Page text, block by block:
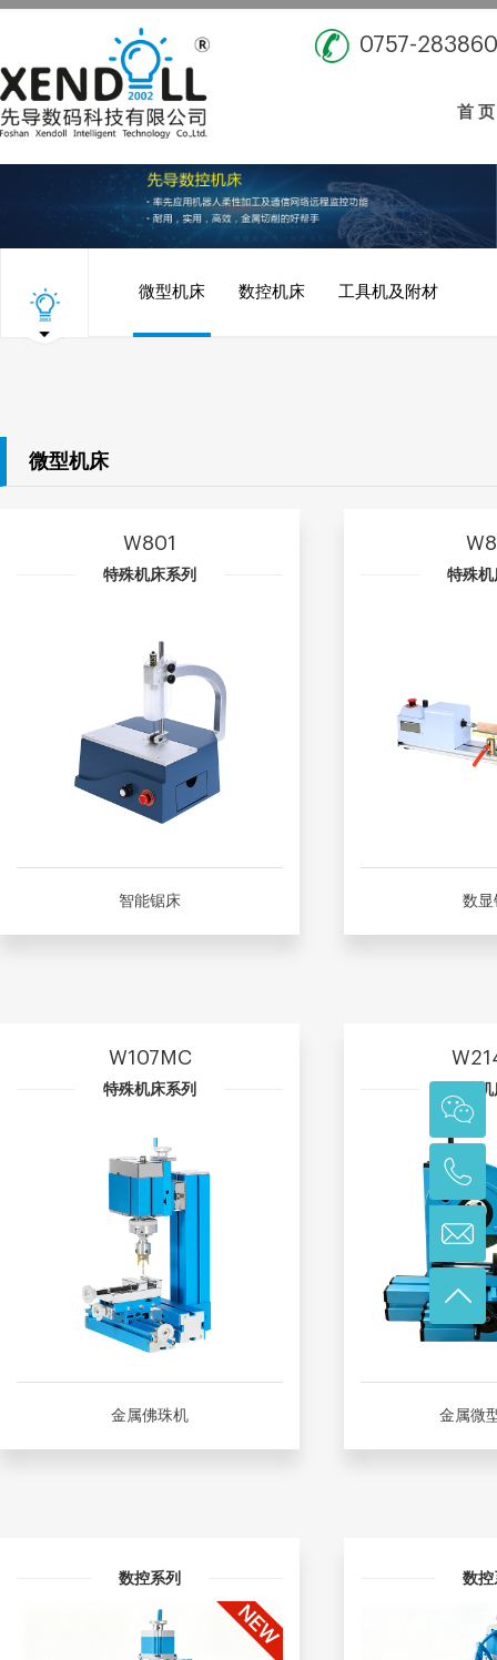
0757-
首 页
微型机床 数控机床 工具机及附材
微型机床
W801
特殊机床系列
智能锯床
特殊机
数显
W107MC
特殊机床系列
金属佛珠机
特殊
金属微
数控系列 数控